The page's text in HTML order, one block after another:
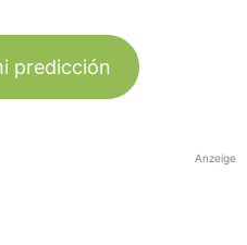
predicción
Anzeige